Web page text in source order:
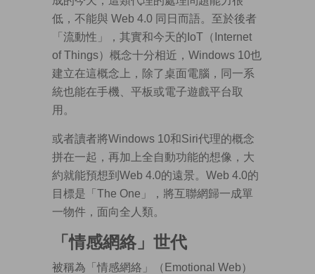
低，不能與 Web 4.0 同日而語。至於後者
「流動性」，其實和今天的IoT（Internet
of Things）概念十分相近，Windows 10也
建立在這概念上，除了桌面電腦，同一系
統也能在手機、平板或電子遊戲平台取
用。
或者讀者將Windows 10和Siri代理的概念
拼在一起，再加上全自動功能的想像，大
約就能預想到Web 4.0的遠景。Web 4.0的
目標是「The One」，將互聯網歸一成單
一物件，面向全人類。
「情感網絡」世代
被稱為「情感網絡」（Emotional Web）